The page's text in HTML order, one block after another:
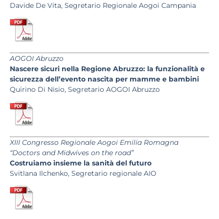
Davide De Vita, Segretario Regionale Aogoi Campania
AOGOI Abruzzo
Nascere sicuri nella Regione Abruzzo: la funzionalità e
sicurezza dell’evento nascita per mamme e bambini
Quirino Di Nisio, Segretario AOGOI Abruzzo
XIII Congresso Regionale Aogoi Emilia Romagna
“Doctors and Midwives on the road”
Costruiamo insieme la sanità del futuro
Svitlana Ilchenko, Segretario regionale AIO